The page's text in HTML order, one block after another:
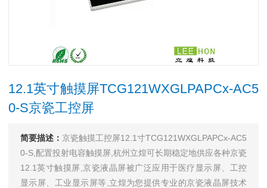
12.1英寸触摸屏TCG121WXGLPAPCx-AC5
0-S京瓷工控屏
简要描述： 京瓷触摸工控屏12.1寸TCG121WXGLPAPCx-AC5
0-S,配置投射电容触摸屏,杭州立煌可长期稳定地供应各种京瓷
12.1英寸触摸屏,京瓷液晶屏被广泛应用于医疗显示屏、工控
显示屏、工业显示屏等,立煌为您提供专业的京瓷液晶屏技术